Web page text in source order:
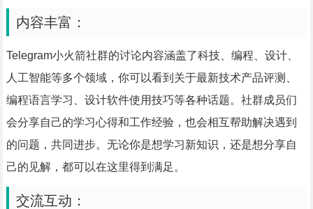
内容丰富：
Telegram小火箭社群的讨论内容涵盖了科技、编程、设计、
人工智能等多个领域，你可以看到关于最新技术产品评测、
编程语言学习、设计软件使用技巧等各种话题。社群成员们
会分享自己的学习心得和工作经验，也会相互帮助解决遇到
的问题，共同进步。无论你是想学习新知识，还是想分享自
己的见解，都可以在这里得到满足。
交流互动：